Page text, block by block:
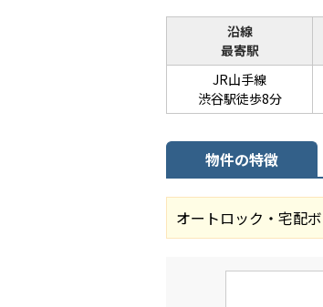
沿線
最寄駅
JR山手線
渋谷駅徒歩8分
物件の特徴
オートロック・宅配